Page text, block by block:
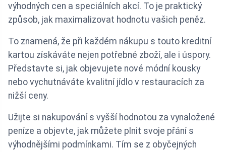
výhodných cen a speciálních akcí. To je praktický
způsob, jak maximalizovat hodnotu vašich peněz.
To znamená, že při každém nákupu s touto kreditní
kartou získáváte nejen potřebné zboží, ale i úspory.
Představte si, jak objevujete nové módní kousky
nebo vychutnáváte kvalitní jídlo v restauracích za
nižší ceny.
Užijte si nakupování s vyšší hodnotou za vynaložené
peníze a objevte, jak můžete plnit svoje přání s
výhodnějšími podmínkami. Tím se z obyčejných